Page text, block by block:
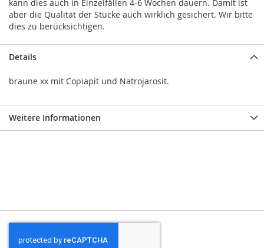
kann dies auch in Einzelfällen 4-6 Wochen dauern. Damit ist
aber die Qualität der Stücke auch wirklich gesichert. Wir bitte
dies zu berücksichtigen.
Details
braune xx mit Copiapit und Natrojarosit.
Weitere Informationen